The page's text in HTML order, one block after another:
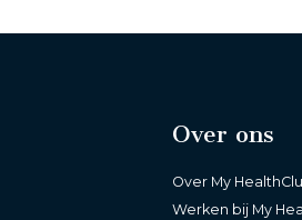
Over ons
Over My
Werken bij My